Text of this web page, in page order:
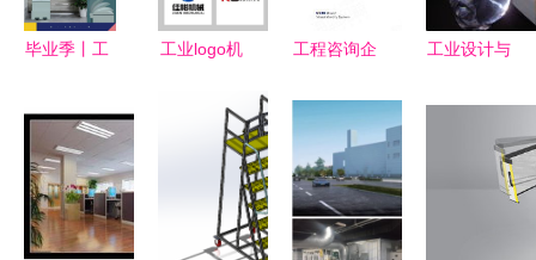
毕业季丨工
温情服务
——记武汉
工程大学艺
术设计学院
工业logo机
logo设计.
工业公司
logo设
工程咨询企
设计服务的
战略优化路
径
工业设计与
从手板模型
到模具加工